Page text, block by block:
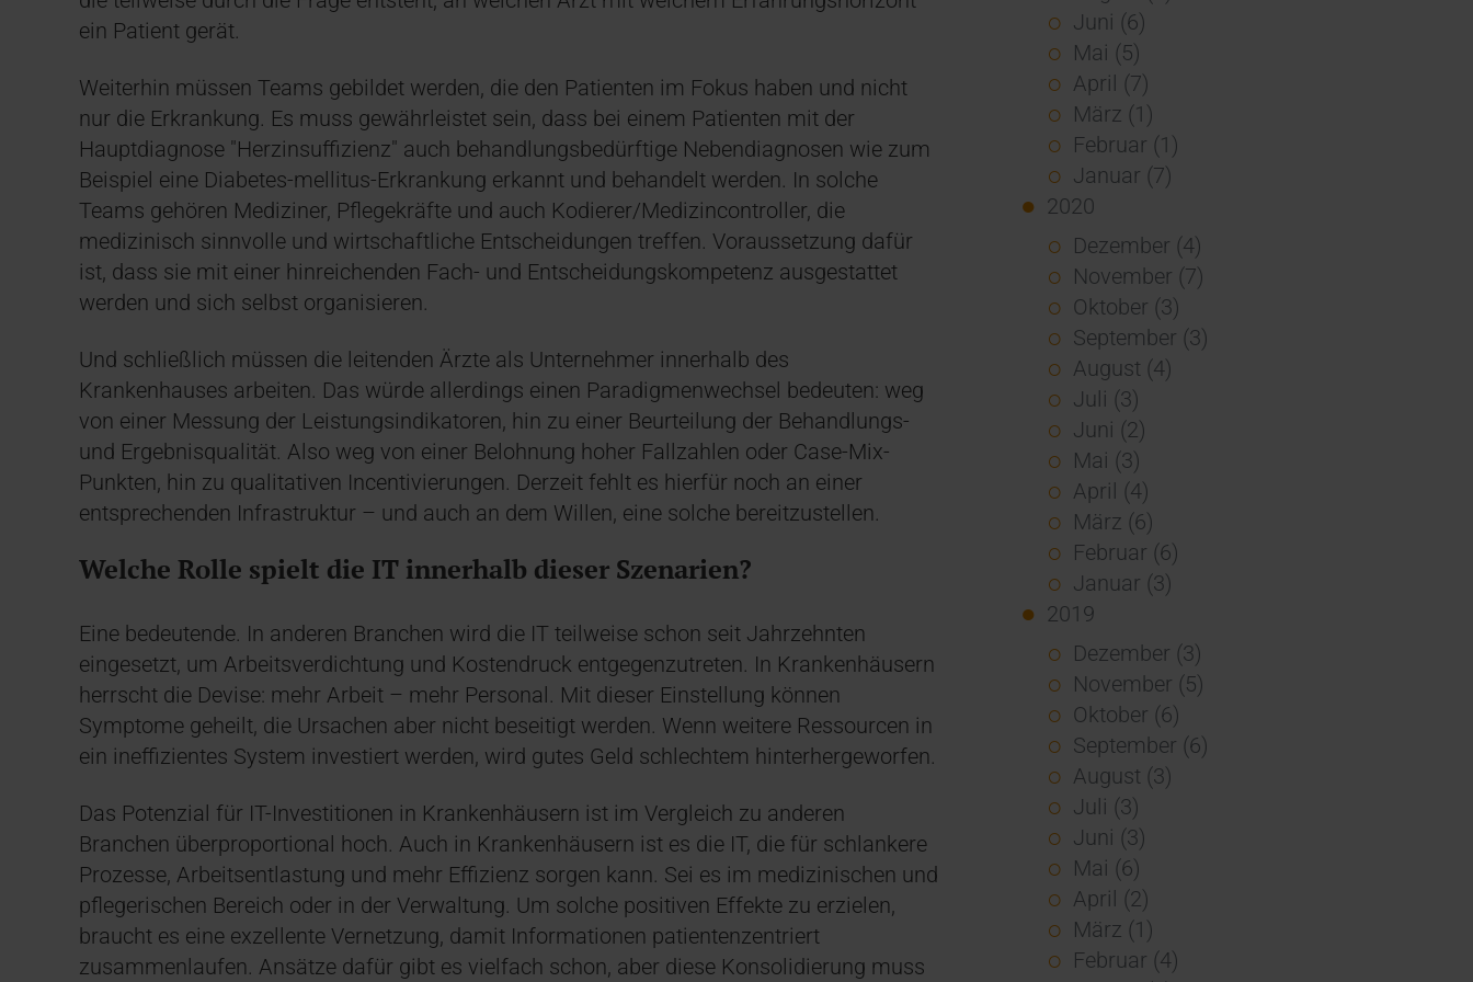
ein Patient gerät.
Weiterhin müssen Teams gebildet werden, die den Patienten im Fokus haben und nicht
nur die Erkrankung. Es muss gewährleistet sein, dass bei einem Patienten mit der
Hauptdiagnose "Herzinsuffizienz" auch behandlungsbedürftige Nebendiagnosen wie zum
Beispiel eine Diabetes-mellitus-Erkrankung erkannt und behandelt werden. In solche
Teams gehören Mediziner, Pflegekräfte und auch Kodierer/Medizincontroller, die
medizinisch sinnvolle und wirtschaftliche Entscheidungen treffen. Voraussetzung dafür
ist, dass sie mit einer hinreichenden Fach- und Entscheidungskompetenz ausgestattet
werden und sich selbst organisieren.
Und schließlich müssen die leitenden Ärzte als Unternehmer innerhalb des
Krankenhauses arbeiten. Das würde allerdings einen Paradigmenwechsel bedeuten: weg
von einer Messung der Leistungsindikatoren, hin zu einer Beurteilung der Behandlungs-
und Ergebnisqualität. Also weg von einer Belohnung hoher Fallzahlen oder Case-Mix-
Punkten, hin zu qualitativen Incentivierungen. Derzeit fehlt es hierfür noch an einer
entsprechenden Infrastruktur – und auch an dem Willen, eine solche bereitzustellen.
Welche Rolle spielt die IT innerhalb dieser Szenarien?
Eine bedeutende. In anderen Branchen wird die IT teilweise schon seit Jahrzehnten
eingesetzt, um Arbeitsverdichtung und Kostendruck entgegenzutreten. In Krankenhäusern
herrscht die Devise: mehr Arbeit – mehr Personal. Mit dieser Einstellung können
Symptome geheilt, die Ursachen aber nicht beseitigt werden. Wenn weitere Ressourcen in
ein ineffizientes System investiert werden, wird gutes Geld schlechtem hinterhergeworfen.
Das Potenzial für IT-Investitionen in Krankenhäusern ist im Vergleich zu anderen
Branchen überproportional hoch. Auch in Krankenhäusern ist es die IT, die für schlankere
Prozesse, Arbeitsentlastung und mehr Effizienz sorgen kann. Sei es im medizinischen und
pflegerischen Bereich oder in der Verwaltung. Um solche positiven Effekte zu erzielen,
braucht es eine exzellente Vernetzung, damit Informationen patientenzentriert
zusammenlaufen. Ansätze dafür gibt es vielfach schon, aber diese Konsolidierung muss
Juni (6)
Mai (5)
April (7)
März (1)
Februar (1)
Januar (7)
2020
Dezember (4)
November (7)
Oktober (3)
September (3)
August (4)
Juli (3)
Juni (2)
Mai (3)
April (4)
März (6)
Februar (6)
Januar (3)
2019
Dezember (3)
November (5)
Oktober (6)
September (6)
August (3)
Juli (3)
Juni (3)
Mai (6)
April (2)
März (1)
Februar (4)